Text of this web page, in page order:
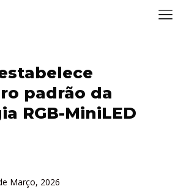
padrão da
RGB-MiniLED
Março, 2026